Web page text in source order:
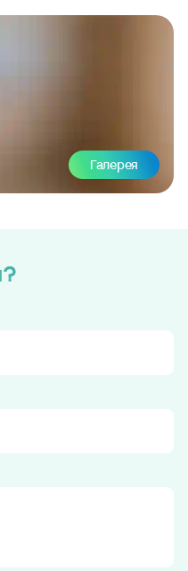
Галерея